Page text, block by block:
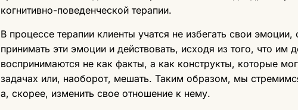
когнитивно-поведенческой терапии.
В процессе терапии клиенты учатся не избегать свои
принимать эти эмоции и действовать, исходя из того, что им
воспринимаются не как факты, а как конструкты, которые
задачах или, наоборот, мешать. Таким образом, мы
а, скорее, изменить свое отношение к нему.